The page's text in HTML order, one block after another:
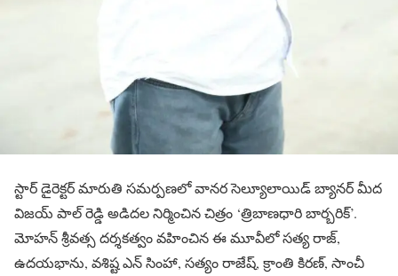
స్టార్ డైరెక్టర్ మారుతి సమర్పణలో వానర సెల్యూలాయిడ్ బ్యానర్ మీద
విజయ్ పాల్ రెడ్డి అడిదల నిర్మించిన చిత్రం ‘త్రిబాణధారి బార్బరిక్’.
మోహన్ శ్రీవత్స దర్శకత్వం వహించిన ఈ మూవీలో సత్య రాజ్,
ఉదయభాను, వశిష్ట ఎన్ సింహా, సత్యం రాజేష్, క్రాంతి కిరణ్, సాంచీ